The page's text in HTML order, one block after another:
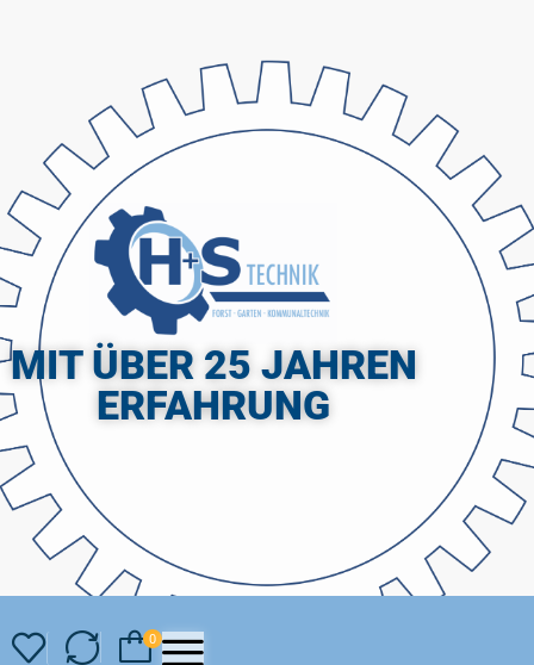
MIT ÜBER 25 JAHREN
ERFAHRUNG
0